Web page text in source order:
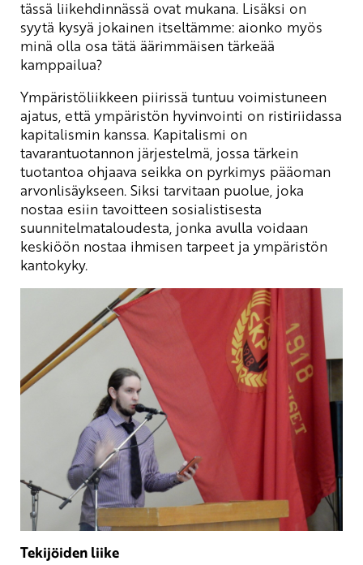
tässä liikehdinnässä ovat mukana. Lisäksi on
syytä kysyä jokainen itseltämme: aionko myös
minä olla osa tätä äärimmäisen tärkeää
kamppailua?
Ympäristöliikkeen piirissä tuntuu voimistuneen
ajatus, että ympäristön hyvinvointi on ristiriidassa
kapitalismin kanssa. Kapitalismi on
tavarantuotannon järjestelmä, jossa tärkein
tuotantoa ohjaava seikka on pyrkimys pääoman
arvonlisäykseen. Siksi tarvitaan puolue, joka
nostaa esiin tavoitteen sosialistisesta
suunnitelmataloudesta, jonka avulla voidaan
keskiöön nostaa ihmisen tarpeet ja ympäristön
kantokyky.
Tekijöiden liike